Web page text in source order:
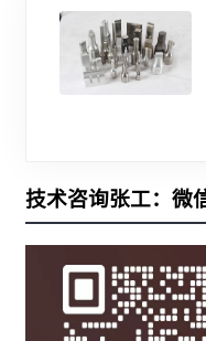
技术咨询张工：微